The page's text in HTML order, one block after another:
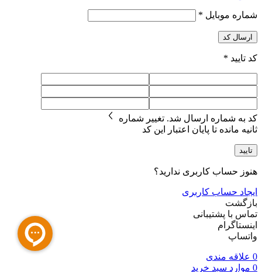
شماره موبایل *
ارسال کد
کد تایید *
کد به شماره ارسال شد. تغییر شماره
ثانیه مانده تا پایان اعتبار این کد
تایید
هنوز حساب کاربری ندارید؟
ایجاد حساب کاربری
بازگشت
تماس با پشتیبانی
اینستاگرام
واتساپ
0 علاقه مندی
0 موارد سبد خرید